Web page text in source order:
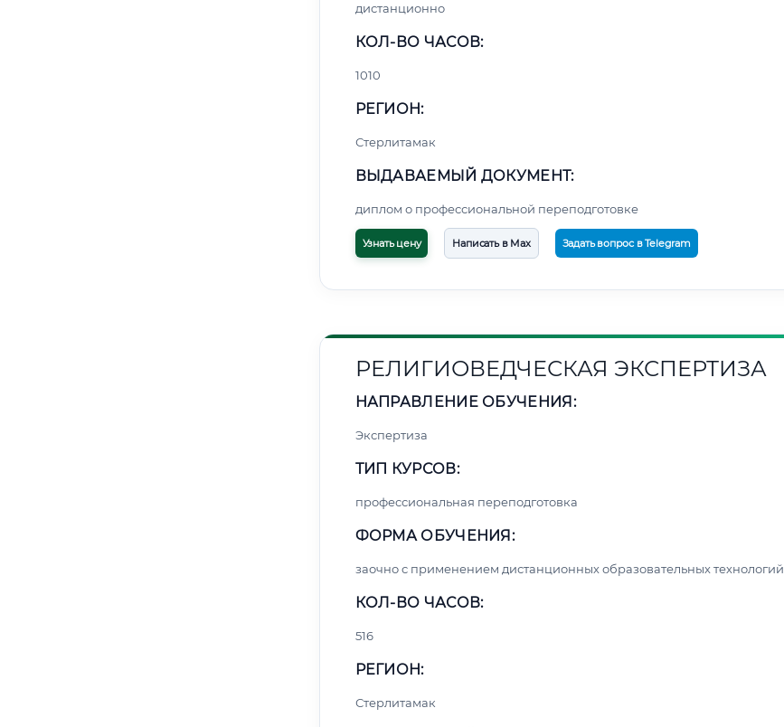
дистанционно
КОЛ-ВО ЧАСОВ:
1010
РЕГИОН:
Стерлитамак
ВЫДАВАЕМЫЙ ДОКУМЕНТ:
диплом о профессиональной переподготовке
Узнать цену Написать в Max Задать вопрос в Telegram
РЕЛИГИОВЕДЧЕСКАЯ ЭКСПЕРТИЗА
НАПРАВЛЕНИЕ ОБУЧЕНИЯ:
Экспертиза
ТИП КУРСОВ:
профессиональная переподготовка
ФОРМА ОБУЧЕНИЯ:
заочно с применением дистанционных образовательных технологий
КОЛ-ВО ЧАСОВ:
516
РЕГИОН:
Стерлитамак